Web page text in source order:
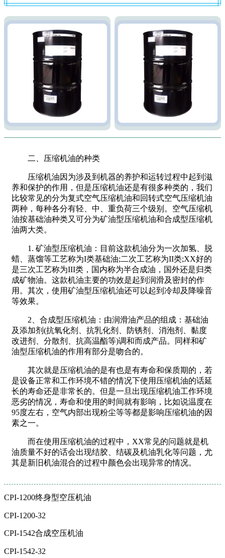
二、压缩机油的种类
压缩机油因为涉及到机器的养护和运转过程中起到滋
养和保护的作用，但是压缩机油还是有很多种类的，我们
比较常见的分为复式空气压缩机油和回转式空气压缩机油
两种，每种各分有轻、中、重负荷三个级别。空气压缩机
油按基础油种类又可分为矿油型压缩机油和合成型压缩机
油两大类。
1. 矿油型压缩机油：目前这款机油分为一次加氢、脱
蜡、蒸馏等工艺称为I类基础油;二次工艺称为II类;XX好的
是三次工艺称为III类，国内称为半合成油，国外还是归类
成矿物油。这款机油主要的功效是起到润滑及密封的作
用。其次，使用矿油型压缩机油还可以起到冷却及降噪音
等效果。
2、合成型压缩机油：由润滑油产品的组成：基础油
及添加剂(抗氧化剂、抗乳化剂、防锈剂、消泡剂、黏度
改进剂、分散剂、抗高温酯等)调和而成产品。同样和矿
油型压缩机油的作用有部分是吻合的。
其次就是压缩机油的是有也是有寿命和保质期的，若
是设备正常和工作环境不错的情况下使用压缩机油的话延
长的寿命还是非常长的。但是一旦出现压缩机油工作环境
恶劣的情况，寿命和使用的时间就有影响，比如说温度在
95度左右，空气内部出现粉尘等等都是影响压缩机油的因
素之一。
而在使用压缩机油的过程中，XX常见的问题就是机
油质量不好的话会出现结胶、结碳及机油乳化等问题，尤
其是新旧机油混合的过程中颜色会出现异常的情况。
CPI-1200终身型空压机油
CPI-1200-32
CPI-1542合成空压机油
CPI-1542-32